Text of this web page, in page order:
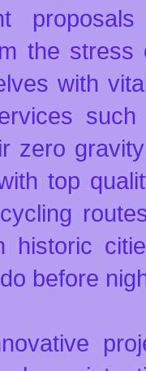
the
with
zero
top
historic
before